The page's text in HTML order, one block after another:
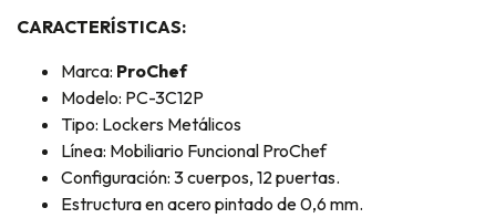
CARACTERÍSTICAS:
Marca: ProChef
Modelo: PC-3C12P
Tipo: Lockers Metálicos
Línea: Mobiliario Funcional ProChef
Configuración: 3 cuerpos, 12 puertas.
Estructura en acero pintado de 0,6 mm.